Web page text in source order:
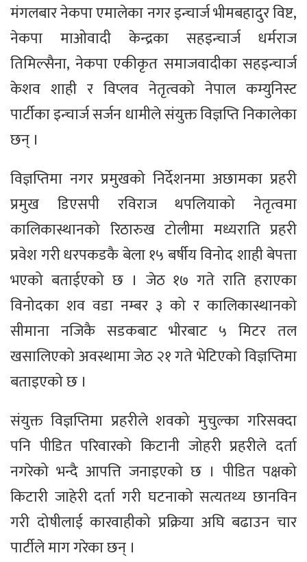
मंगलबार नेकपा एमालेका नगर इन्चार्ज भीमबहादुर विष्ट,
नेकपा माओवादी केन्द्रका सहइन्चार्ज धर्मराज
तिमिल्सैना, नेकपा एकीकृत समाजवादीका सहइन्चार्ज
केशव शाही र विप्लव नेतृत्वको नेपाल कम्युनिस्ट
पार्टीका इन्चार्ज सर्जन धामीले संयुक्त विज्ञप्ति निकालेका
छन् ।
विज्ञप्तिमा नगर प्रमुखको निर्देशनमा अछामका प्रहरी
प्रमुख डिएसपी रविराज थपलियाको नेतृत्वमा
कालिकास्थानको रिठारुख टोलीमा मध्यराति प्रहरी
प्रवेश गरी धरपकडकै बेला १५ बर्षीय विनोद शाही बेपत्ता
भएको बताईएको छ । जेठ १७ गते राति हराएका
विनोदका शव वडा नम्बर ३ को र कालिकास्थानको
सीमाना नजिकै सडकबाट भीरबाट ५ मिटर तल
खसालिएको अवस्थामा जेठ २१ गते भेटिएको विज्ञप्तिमा
बताइएको छ ।
संयुक्त विज्ञप्तिमा प्रहरीले शवको मुचुल्का गरिसक्दा
पनि पीडित परिवारको किटानी जोहरी प्रहरीले दर्ता
नगरेको भन्दै आपत्ति जनाइएको छ । पीडित पक्षको
किटारी जाहेरी दर्ता गरी घटनाको सत्यतथ्य छानविन
गरी दोषीलाई कारवाहीको प्रक्रिया अघि बढाउन चार
पार्टीले माग गरेका छन् ।